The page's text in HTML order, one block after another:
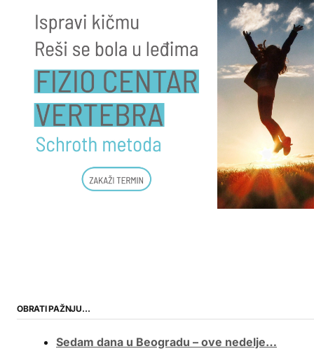
OBRATI PAŽNJU…
Sedam dana u Beogradu – ove nedelje…